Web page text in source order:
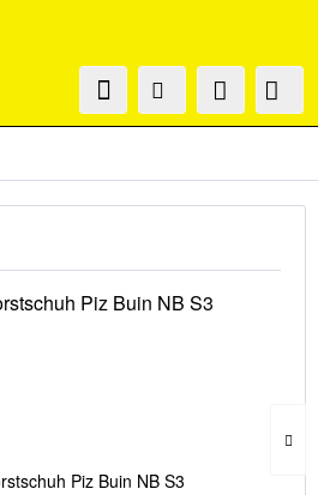
Piz Buin NB S3